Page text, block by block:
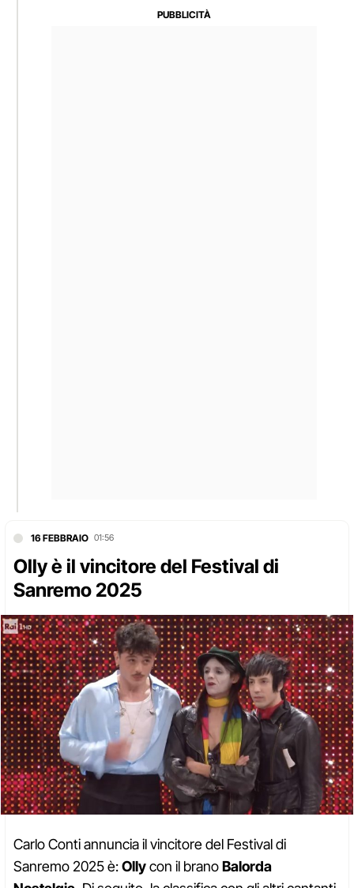
16 FEBBRAIO 01:56
Olly è il vincitore del Festival di
Sanremo 2025
Carlo Conti annuncia il vincitore del Festival di
Sanremo 2025 è:Ollycon il branoBalorda